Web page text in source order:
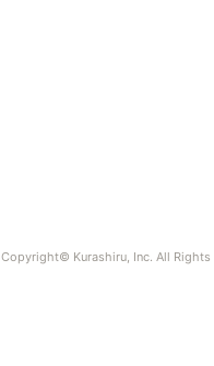
Copyright© Kurashiru, Inc. All Rights